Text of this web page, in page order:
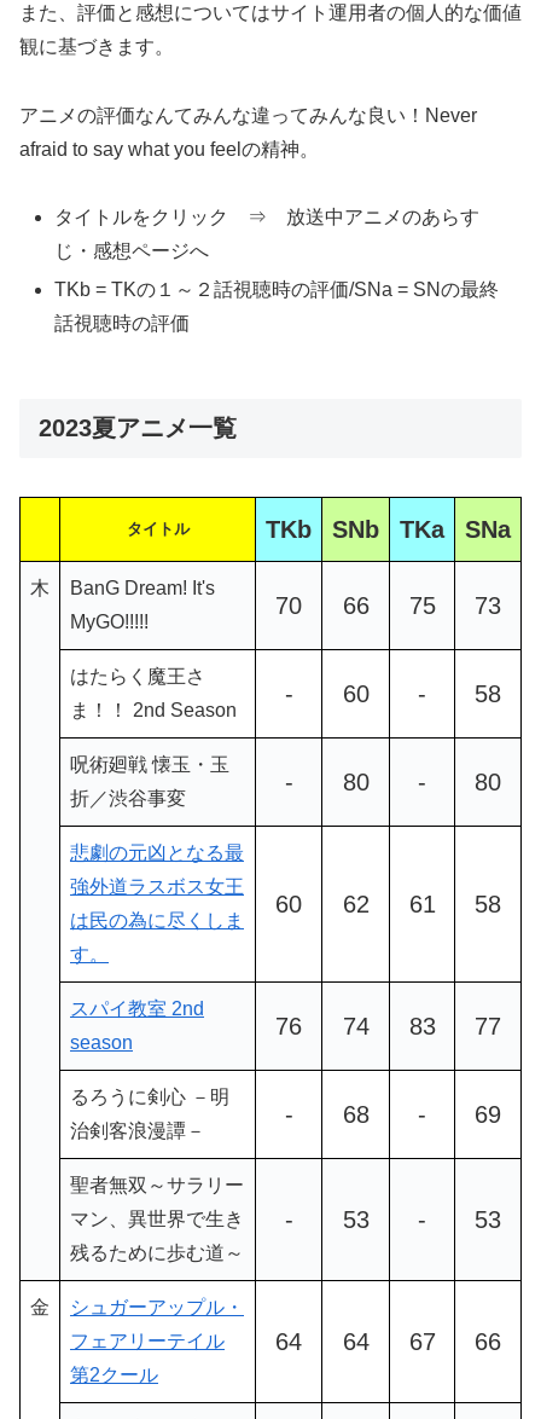
また、評価と感想についてはサイト運用者の個人的な価値
観に基づきます。
アニメの評価なんてみんな違ってみんな良い！Never
afraid to say what you feelの精神。
タイトルをクリック ⇒ 放送中アニメのあらす
じ・感想ページへ
TKb = TKの１～２話視聴時の評価/SNa = SNの最終
話視聴時の評価
2023夏アニメ一覧
タイトル TKb SNb TKa SNa
木
BanG Dream! It's
MyGO!!!!!
70 66 75 73
はたらく魔王さ
ま！！ 2nd Season
- 60 - 58
呪術廻戦 懐玉・玉
折／渋谷事変
- 80 - 80
悲劇の元凶となる最
強外道ラスボス女王
は民の為に尽くしま
す。
60 62 61 58
スパイ教室 2nd
season
76 74 83 77
るろうに剣心 －明
治剣客浪漫譚－
- 68 - 69
聖者無双～サラリー
マン、異世界で生き
残るために歩む道～
- 53 - 53
金
シュガーアップル・
フェアリーテイル
第2クール
64 64 67 66